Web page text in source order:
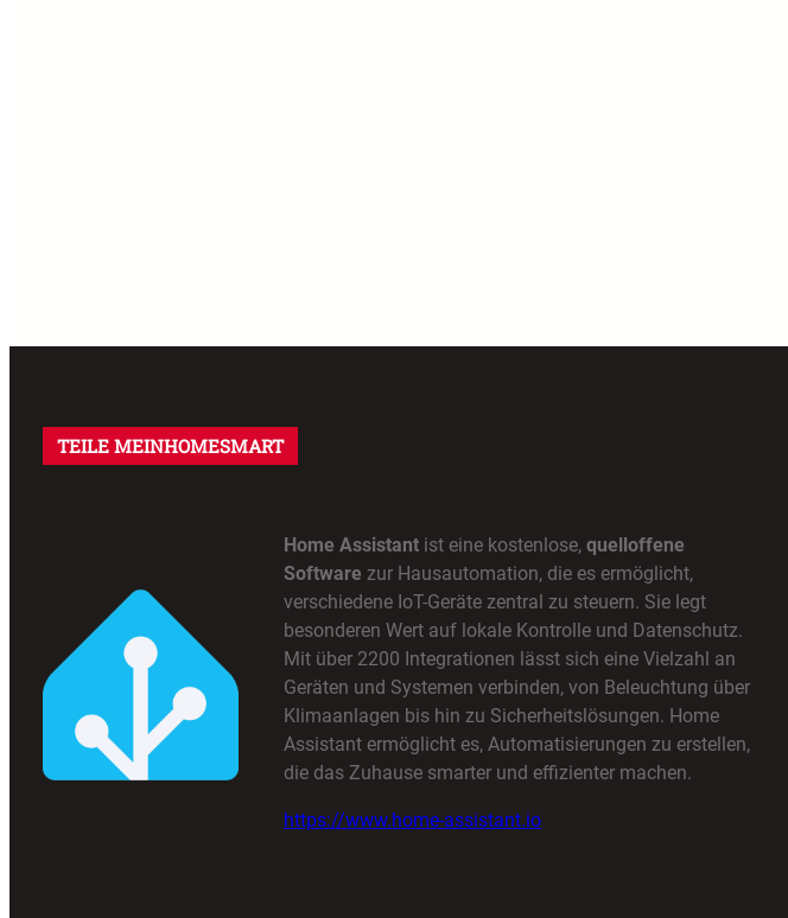
TEILE MEINHOMESMART
Home Assistant ist eine kostenlose, quelloffene
Software zur Hausautomation, die es ermöglicht,
verschiedene IoT-Geräte zentral zu steuern. Sie legt
besonderen Wert auf lokale Kontrolle und Datenschutz.
Mit über 2200 Integrationen lässt sich eine Vielzahl an
Geräten und Systemen verbinden, von Beleuchtung über
Klimaanlagen bis hin zu Sicherheitslösungen. Home
Assistant ermöglicht es, Automatisierungen zu erstellen,
die das Zuhause smarter und effizienter machen.
https://www.home-assistant.io